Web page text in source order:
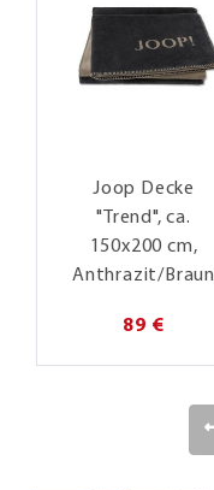
Joop Decke
"Trend", ca.
150x200 cm,
Anthrazit/Braun
89 €